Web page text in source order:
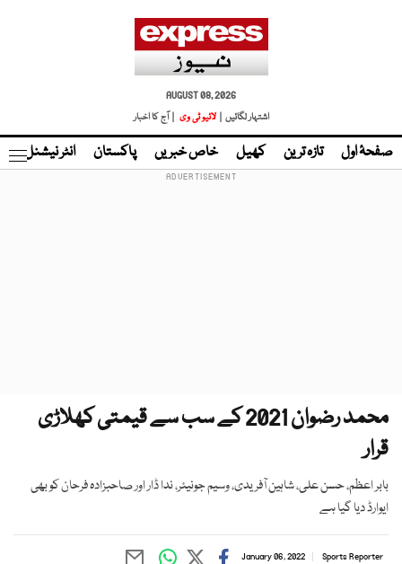
AUGUST 08, 2026
اشتہار لگائیں |
لائیو ٹی وی | آج کا اخبار
صفحۂ اول تازہ ترین کھیل خاص خبریں پاکستان انٹر نیشنل
محمد رضوان 2021 کے سب سے قیمتی کھلاڑی
قرار
بابر اعظم، حسن علی، شاہین آفریدی، وسیم جونیئر، ندا ڈار اور صاحبزادہ فرحان کو بھی
ایوارڈ دیا گیا ہے
Sports Reporter
January 06, 2022